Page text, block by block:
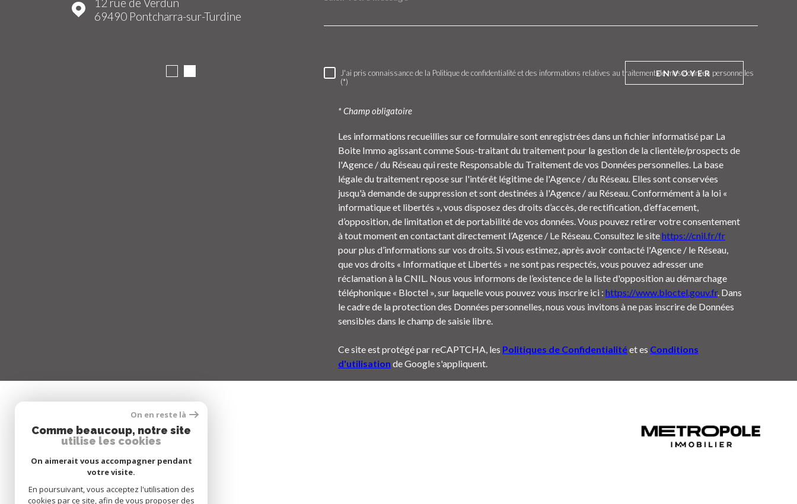
69490
Pontcharra-sur-Turdine
RÈGLEMENTATION
J'ai pris connaissance de la Politique de confidentialité et des informations relatives au traitement de mes données personnelles
(*)
* Champ obligatoire
ENVOYER
Les informations recueillies sur ce formulaire sont enregistrées dans un fichier informatisé par La
Boite Immo agissant comme Sous-traitant du traitement pour la gestion de la clientèle/prospects de
l'Agence / du Réseau qui reste Responsable du Traitement de vos Données personnelles. La base
légale du traitement repose sur l'intérêt légitime de l'Agence / du Réseau. Elles sont conservées
jusqu'à demande de suppression et sont destinées à l'Agence / au Réseau. Conformément à la loi «
informatique et libertés », vous disposez des droits d’accès, de rectification, d’effacement,
d’opposition, de limitation et de portabilité de vos données. Vous pouvez retirer votre consentement
à tout moment en contactant directement l’Agence / Le Réseau. Consultez le sitehttps://cnil.fr/fr
pour plus d’informations sur vos droits. Si vous estimez, après avoir contacté l'Agence / le Réseau,
que vos droits « Informatique et Libertés » ne sont pas respectés, vous pouvez adresser une
réclamation à la CNIL. Nous vous informons de l’existence de la liste d'opposition au démarchage
téléphonique « Bloctel », sur laquelle vous pouvez vous inscrire ici : https://www.bloctel.gouv.fr. Dans
le cadre de la protection des Données personnelles, nous vous invitons à ne pas inscrire de Données
sensibles dans le champ de saisie libre.
Ce site est protégé par reCAPTCHA, les Politiques de Confidentialitéet es Conditions
d'utilisation de Google s'appliquent.
SE CONNECTER
ESPACE PROPRIÉTAIRE
On en reste là
Comme beaucoup, notre site
utilise les cookies
On aimerait vous accompagner pendant
votre visite.
En poursuivant, vous acceptez l'utilisation des
cookies par ce site, afin de vous proposer des